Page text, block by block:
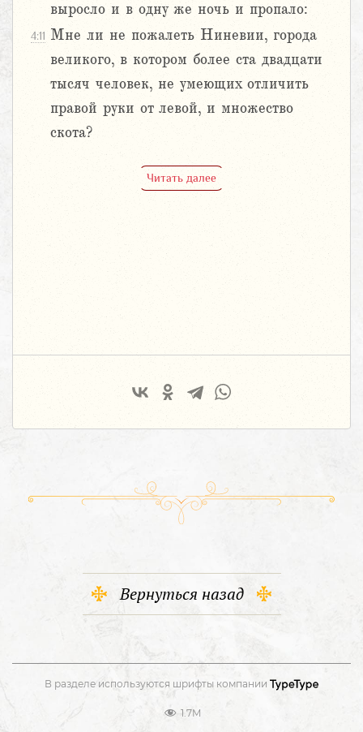
выросло и в одну же ночь и пропало:
4:11 Мне ли не пожалеть Ниневии, города
великого, в котором более ста двадцати
тысяч человек, не умеющих отличить
правой руки от левой, и множество
скота?
Читать далее
Вернуться назад
В разделе используются шрифты компании
1.7M